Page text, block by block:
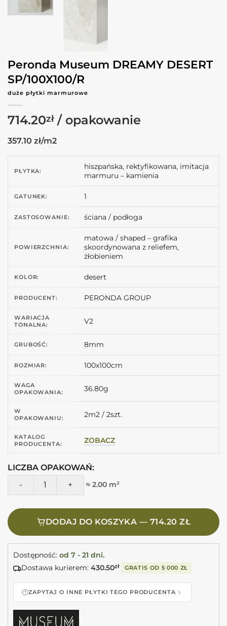
Peronda Museum DREAMY DESERT
SP/100X100/R
duże płytki marmurowe
714.20zł
357.10 zł/m2
PŁYTKA:
hiszpańska, rektyfikowana, imitacja
marmuru – kamienia
GATUNEK: 1
ZASTOSOWANIE: ściana / podłoga
POWIERZCHNIA:
matowa / shaped – grafika
skoordynowana z reliefem,
żłobieniem
KOLOR: desert
PRODUCENT: PERONDA GROUP
WARIACJA
TONALNA:
V2
GRUBOŚĆ: 8mm
ROZMIAR: 100x100cm
WAGA
OPAKOWANIA:
36.80g
W
OPAKOWANIU:
2m2 / 2szt.
KATALOG
PRODUCENTA:
ZOBACZ
LICZBA OPAKOWAŃ:
ilość Peronda Museum DREAMY DESERT SP/100X100/R
≈ 2.00 m²
DODAJ DO KOSZYKA — 714.20 ZŁ
Dostępność: od 7 - 21 dni.
Dostawa kurierem: 430.50zł GRATIS OD 5 000 ZŁ
ZAPYTAJ O INNE PŁYTKI TEGO PRODUCENTA